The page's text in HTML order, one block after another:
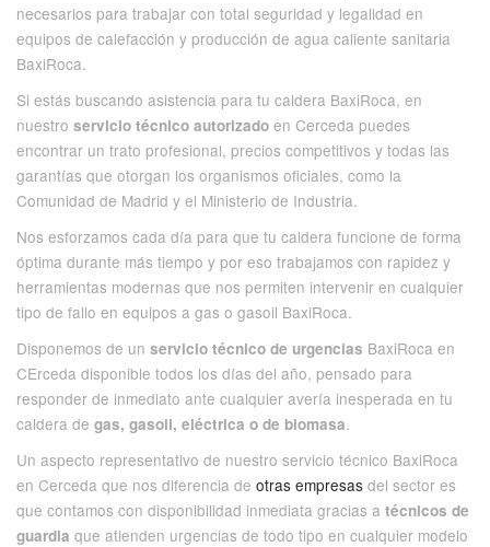
necesarios para trabajar con total seguridad y legalidad en
equipos de calefacción y producción de agua caliente sanitaria
BaxiRoca.
Si estás buscando asistencia para tu caldera BaxiRoca, en
nuestro servicio técnico autorizado en Cerceda puedes
encontrar un trato profesional, precios competitivos y todas las
garantías que otorgan los organismos oficiales, como la
Comunidad de Madrid y el Ministerio de Industria.
Nos esforzamos cada día para que tu caldera funcione de forma
óptima durante más tiempo y por eso trabajamos con rapidez y
herramientas modernas que nos permiten intervenir en cualquier
tipo de fallo en equipos a gas o gasoil BaxiRoca.
Disponemos de un servicio técnico de urgencias BaxiRoca en
CErceda disponible todos los días del año, pensado para
responder de inmediato ante cualquier avería inesperada en tu
caldera de gas, gasoil, eléctrica o de biomasa.
Un aspecto representativo de nuestro servicio técnico BaxiRoca
en Cerceda que nos diferencia de otras empresas del sector es
que contamos con disponibilidad inmediata gracias a técnicos de
guardia que atienden urgencias de todo tipo en cualquier modelo